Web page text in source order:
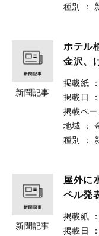
種別
：
新聞記事
ホテル
金沢、
掲載紙 ：
掲載日
：
掲載ペー
地域
：
種別
：
新聞記事
屋外に
ペル発
掲載紙 ：
掲載日
：